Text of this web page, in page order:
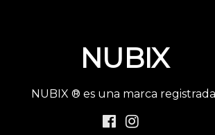
NUBIX
NUBIX ® es una marca